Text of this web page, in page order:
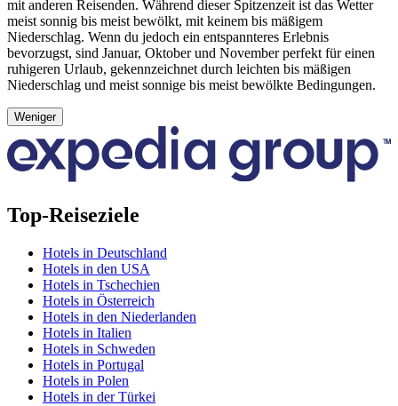
mit anderen Reisenden. Während dieser Spitzenzeit ist das Wetter
meist sonnig bis meist bewölkt, mit keinem bis mäßigem
Niederschlag. Wenn du jedoch ein entspannteres Erlebnis
bevorzugst, sind Januar, Oktober und November perfekt für einen
ruhigeren Urlaub, gekennzeichnet durch leichten bis mäßigen
Niederschlag und meist sonnige bis meist bewölkte Bedingungen.
Weniger
Top-Reiseziele
Hotels in Deutschland
Hotels in den USA
Hotels in Tschechien
Hotels in Österreich
Hotels in den Niederlanden
Hotels in Italien
Hotels in Schweden
Hotels in Portugal
Hotels in Polen
Hotels in der Türkei